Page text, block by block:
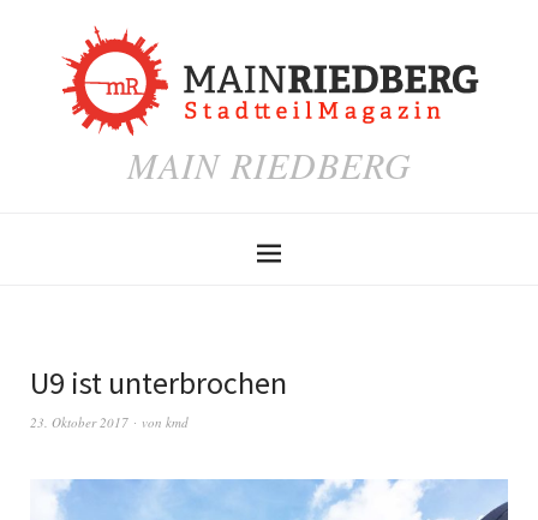
MAIN RIEDBERG
U9 ist unterbrochen
23. Oktober 2017 von kmd